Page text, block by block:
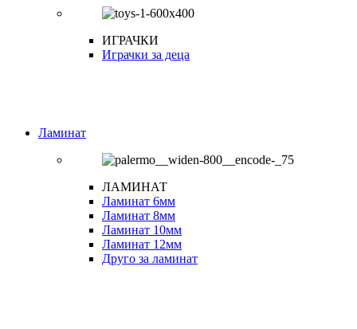
ИГРАЧКИ
Играчки за деца
Ламинат
ЛАМИНАТ
Ламинат 6мм
Ламинат 8мм
Ламинат 10мм
Ламинат 12мм
Друго за ламинат